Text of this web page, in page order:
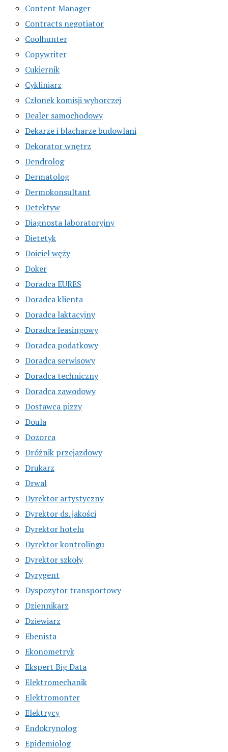
Content Manager
Contracts negotiator
Coolhunter
Copywriter
Cukiernik
Cykliniarz
Członek komisji wyborczej
Dealer samochodowy
Dekarze i blacharze budowlani
Dekorator wnętrz
Dendrolog
Dermatolog
Dermokonsultant
Detektyw
Diagnosta laboratoryjny
Dietetyk
Doiciel węży
Doker
Doradca EURES
Doradca klienta
Doradca laktacyjny
Doradca leasingowy
Doradca podatkowy
Doradca serwisowy
Doradca techniczny
Doradca zawodowy
Dostawca pizzy
Doula
Dozorca
Dróżnik przejazdowy
Drukarz
Drwal
Dyrektor artystyczny
Dyrektor ds. jakości
Dyrektor hotelu
Dyrektor kontrolingu
Dyrektor szkoły
Dyrygent
Dyspozytor transportowy
Dziennikarz
Dziewiarz
Ebenista
Ekonometryk
Ekspert Big Data
Elektromechanik
Elektromonter
Elektrycy
Endokrynolog
Epidemiolog